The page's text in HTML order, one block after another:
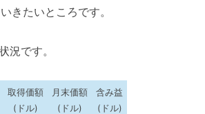
きたいところです。
況です。
取得価額
(ドル)
月末価額
(ドル)
含み益
(ドル)